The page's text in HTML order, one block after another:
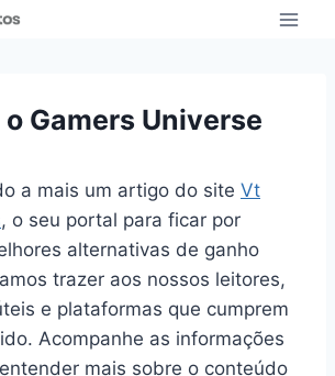
Gamers Universe
a mais um artigo do site Vt
, o seu portal para ficar por
alternativas de ganho
trazer aos nossos leitores,
e plataformas que cumprem
Acompanhe as informações
mais sobre o conteúdo